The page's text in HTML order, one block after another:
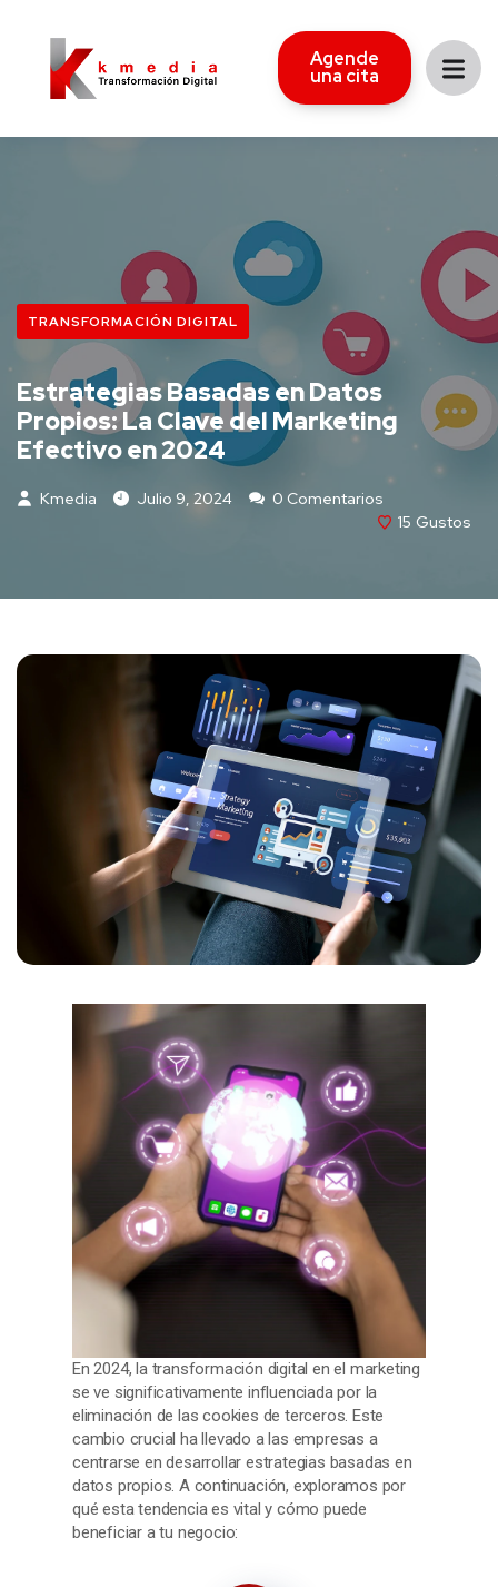
Agende
una cita
TRANSFORMACIÓN DIGITAL
Estrategias Basadas en Datos
Propios: La Clave del Marketing
Efectivo en 2024
Kmedia Julio 9, 2024
0 Comentarios
15 Gustos
En 2024, la transformación digital en el marketing
se ve significativamente influenciada por la
eliminación de las cookies de terceros. Este
cambio crucial ha llevado a las empresas a
centrarse en desarrollar estrategias basadas en
datos propios. A continuación, exploramos por
qué esta tendencia es vital y cómo puede
beneficiar a tu negocio: